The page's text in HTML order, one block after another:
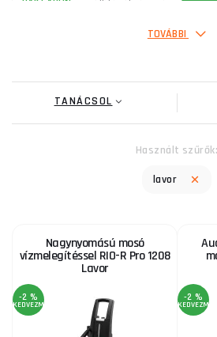
a szállítónál
RAKTÁRON MEGVENNI
TOVÁBBI
TANÁCSOL
Használt szűrők:
lavor
Nagynyomású mosó
vízmelegítéssel RIO-R Pro 1208
Lavor
-2 %
KEDVEZMÉNY
-2 %
KEDVEZMÉNY